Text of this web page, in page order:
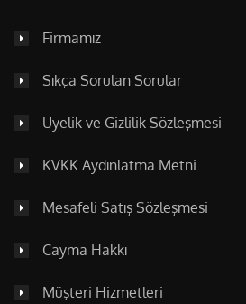
Firmamız
Sıkça Sorulan Sorular
Üyelik ve Gizlilik Sözleşmesi
KVKK Aydınlatma Metni
Mesafeli Satış Sözleşmesi
Cayma Hakkı
Müşteri Hizmetleri